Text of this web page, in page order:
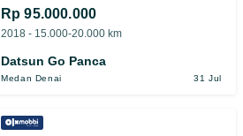
Rp 95.000.000
2018 - 15.000-20.000 km
Datsun Go Panca
Medan Denai 31 Jul